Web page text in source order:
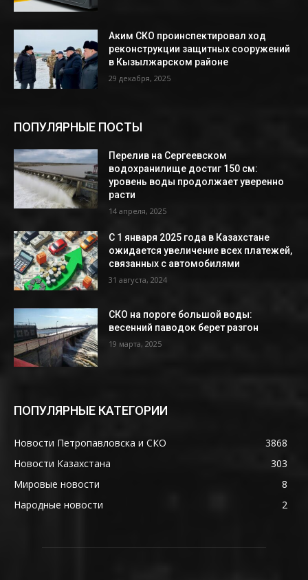
Аким СКО проинспектировал ход
реконструкции защитных сооружений
в Кызылжарском районе
29 декабря, 2025
ПОПУЛЯРНЫЕ ПОСТЫ
Перелив на Сергеевском
водохранилище достиг 150 см:
уровень воды продолжает уверенно
расти
14 апреля, 2025
С 1 января 2025 года в Казахстане
ожидается увеличение всех платежей,
связанных с автомобилями
31 августа, 2024
СКО на пороге большой воды:
весенний паводок берет разгон
19 марта, 2025
ПОПУЛЯРНЫЕ КАТЕГОРИИ
Новости Петропавловска и СКО
3868
Новости Казахстана
303
Мировые новости
8
Народные новости
2